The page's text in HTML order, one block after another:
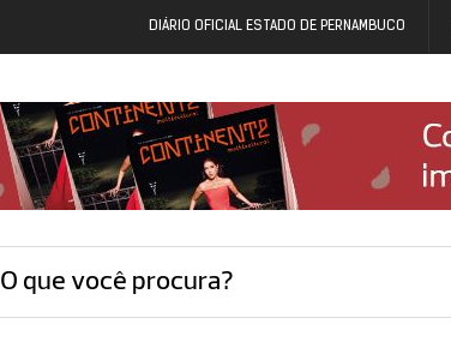
DIÁRIO OFICIAL ESTADO DE PERNAMBUCO
O que você procura?